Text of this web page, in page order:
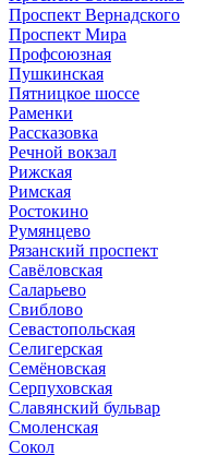
Проспект Вернадского
Проспект Мира
Профсоюзная
Пушкинская
Пятницкое шоссе
Раменки
Рассказовка
Речной вокзал
Рижская
Римская
Ростокино
Румянцево
Рязанский проспект
Савёловская
Саларьево
Свиблово
Севастопольская
Селигерская
Семёновская
Серпуховская
Славянский бульвар
Смоленская
Сокол